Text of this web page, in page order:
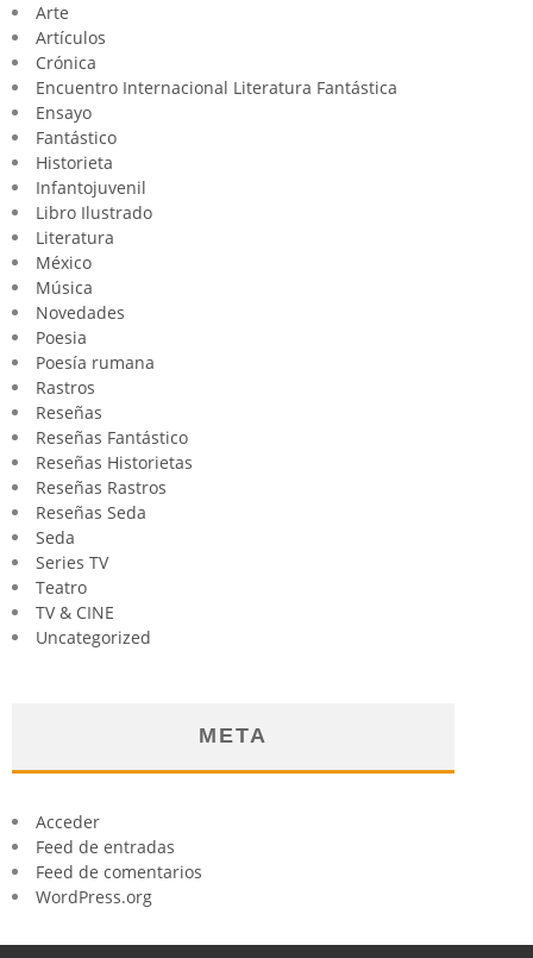
Arte
Artículos
Crónica
Encuentro Internacional Literatura Fantástica
Ensayo
Fantástico
Historieta
Infantojuvenil
Libro Ilustrado
Literatura
México
Música
Novedades
Poesia
Poesía rumana
Rastros
Reseñas
Reseñas Fantástico
Reseñas Historietas
Reseñas Rastros
Reseñas Seda
Seda
Series TV
Teatro
TV & CINE
Uncategorized
META
Acceder
Feed de entradas
Feed de comentarios
WordPress.org